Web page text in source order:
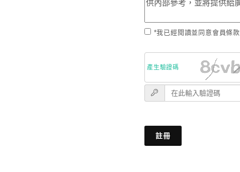
*我已經閱讀並同意會員條款
產生驗證碼
註冊